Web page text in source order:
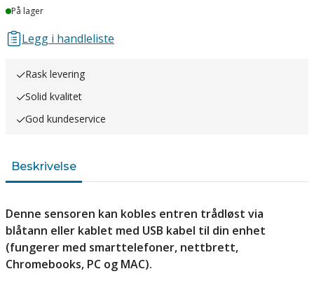
Lager
På lager
Legg i handleliste
Rask levering
Solid kvalitet
God kundeservice
Beskrivelse
Denne sensoren kan kobles entren trådløst via
blåtann eller kablet med USB kabel til din enhet
(fungerer med smarttelefoner, nettbrett,
Chromebooks, PC og MAC).